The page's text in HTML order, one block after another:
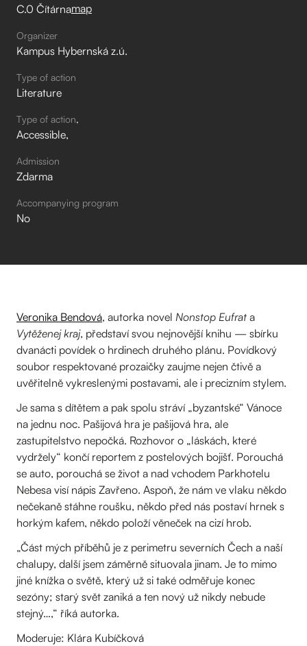
C.0 Čítárnamap
Organizer
Kampus Hybernská z.ú.
Type of action
Literature
Type of action
Accessible
Admission
Zdarma
Accompanying program
No
Veronika Bendová, autorka novel Nonstop Eufrat a
Vytěženej kraj, představí svou nejnovější knihu — sbírku
dvanácti povídek o hrdinech druhého plánu. Povídkový
soubor respektované prozaičky zaujme nejen čtivě a
uvěřitelně vykreslenými postavami, ale i precizním stylem.
Je sama s dítětem a pak spolu stráví „byzantské“ Vánoce
na jednu noc. Pašijová hra je pašijová hra, ale
zastupitelstvo nepočká. Rozhovor o „láskách, které
vydržely“ končí reportem z postelových bojišť. Porouchá
se auto, porouchá se život a nad vchodem Parkhotelu
Nebesa visí nápis Zavřeno. Aspoň, že nám ve vlaku někdo
nečekaně stáhne roušku, někdo před nás postaví hrnek s
horkým kafem, někdo položí věneček na cizí hrob.
„Část mých příběhů je z perimetru severních Čech a naší
chalupy, další jsem záměrně situovala jinam. Je to mimo
jiné knížka o světě, který už si také odměřuje konec
sezóny; starý svět zaniká a ten nový už nikdy nebude
stejný…,“ říká autorka.
Moderuje: Klára Kubíčková